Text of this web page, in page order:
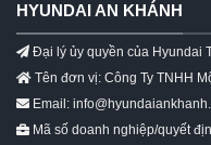
HYUNDAI AN KHÁNH
Đại lý ủy quyền của Hyundai
Tên đơn vị: Công Ty TNHH
Email:
Mã số doanh nghiệp/quyết